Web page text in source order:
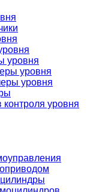
уровня
уровня
уровня
уровня